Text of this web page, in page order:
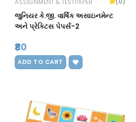
ASSIGNMENT & TESTPAPER
જુનિયર કે.જી. વાર્ષિક અસાઇનમેન્ટ
અને પ્રેક્ટિસ પેપર્સ-2
₹80
ADD TO CART